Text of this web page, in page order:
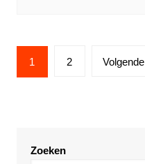
Berichtnavigatie
1 2 Volgende
Zoeken